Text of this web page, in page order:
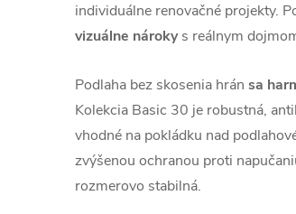
individuálne renovačné projekty.
vizuálne nárokys reálnym
Podlaha bez skosenia hrán sa
Kolekcia Basic 30 je robustná,
vhodné na pokládku nad
zvýšenou ochranou proti
rozmerovo stabilná.